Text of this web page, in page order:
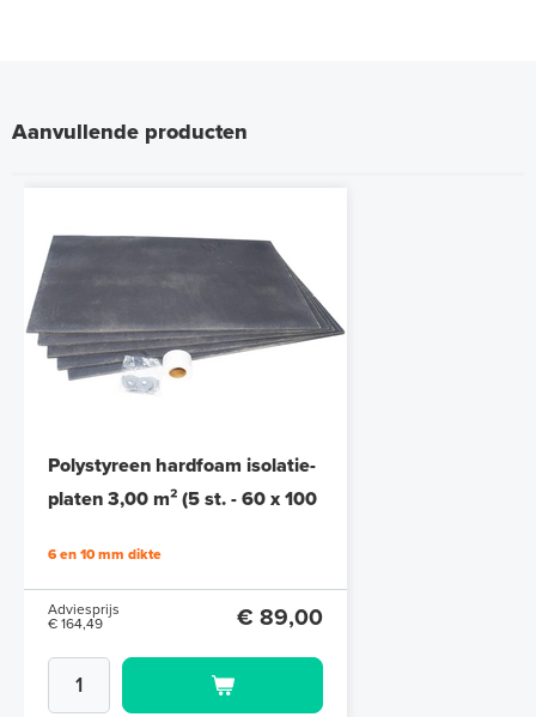
Aanvullende producten
Polystyreen hardfoam isolatie-
platen 3,00 m² (5 st. - 60 x 100
6 en 10 mm dikte
Adviesprijs
€ 164,49
€ 89,00